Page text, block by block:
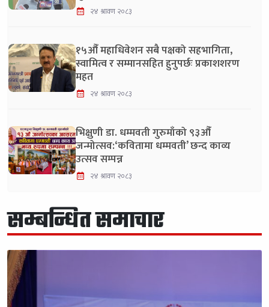
२४ श्रावण २०८३
१५औँ महाधिवेशन सबै पक्षको सहभागिता,
स्वामित्व र सम्मानसहित हुनुपर्छः प्रकाशशरण
महत
२४ श्रावण २०८३
भिक्षुणी डा. धम्मवती गुरुमाँको ९३औँ
जन्मोत्सव:‘कवितामा धम्मवती’ छन्द काव्य
उत्सव सम्पन्न
२४ श्रावण २०८३
सम्बन्धित समाचार